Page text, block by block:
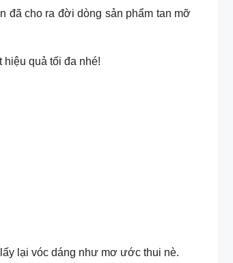
đã cho ra đời dòng sản phẩm tan mỡ
quả tối đa nhé!
lại vóc dáng như mơ ước thui nè.